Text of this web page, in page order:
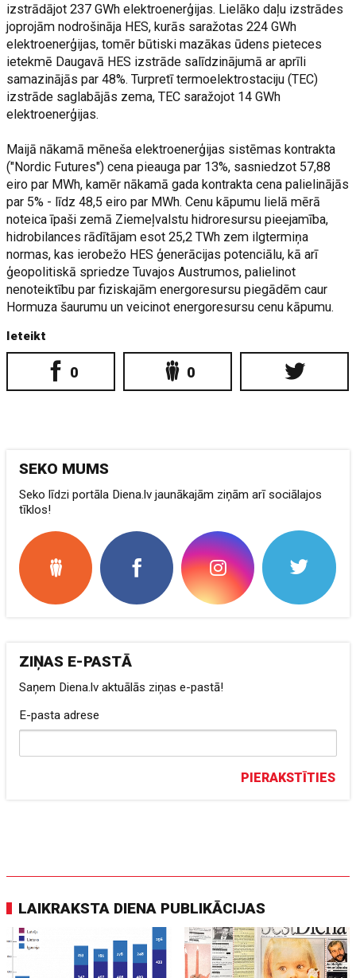
izstrādājot 237 GWh elektroenerģijas. Lielāko daļu izstrādes
joprojām nodrošināja HES, kurās saražotas 224 GWh
elektroenerģijas, tomēr būtiski mazākas ūdens pieteces
ietekmē Daugavā HES izstrāde salīdzinājumā ar aprīli
samazinājās par 48%. Turpretī termoelektrostaciju (TEC)
izstrāde saglabājās zema, TEC saražojot 14 GWh
elektroenerģijas.
Maijā nākamā mēneša elektroenerģijas sistēmas kontrakta
("Nordic Futures") cena pieauga par 13%, sasniedzot 57,88
eiro par MWh, kamēr nākamā gada kontrakta cena palielinājās
par 5% - līdz 48,5 eiro par MWh. Cenu kāpumu lielā mērā
noteica īpaši zemā Ziemeļvalstu hidroresursu pieejamība,
hidrobilances rādītājam esot 25,2 TWh zem ilgtermiņa
normas, kas ierobežo HES ģenerācijas potenciālu, kā arī
ģeopolitiskā spriedze Tuvajos Austrumos, palielinot
nenoteiktību par fiziskajām energoresursu piegādēm caur
Hormuza šaurumu un veicinot energoresursu cenu kāpumu.
Ieteikt
0 0
SEKO MUMS
Seko līdzi portāla Diena.lv jaunākajām ziņām arī sociālajos
tīklos!
ZIŅAS E-PASTĀ
Saņem Diena.lv aktuālās ziņas e-pastā!
E-pasta adrese
PIERAKSTĪTIES
LAIKRAKSTA DIENA PUBLIKĀCIJAS